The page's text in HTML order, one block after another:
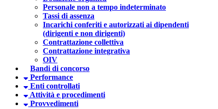
Personale non a tempo indeterminato
Tassi di assenza
Incarichi conferiti e autorizzati ai dipendenti
(dirigenti e non dirigenti)
Contrattazione collettiva
Contrattazione integrativa
OIV
Bandi di concorso
Performance
Enti controllati
Attività e procedimenti
Provvedimenti